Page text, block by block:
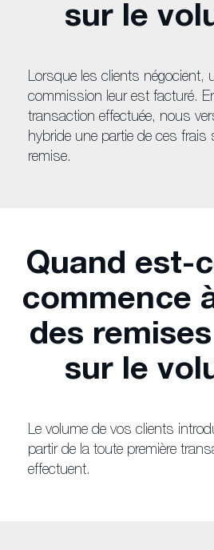
sur le
Lorsque les clients négocient,
commission leur est facturé.
transaction effectuée, nous
hybride une partie de ces frais
remise.
Quand est-
commence
des
sur le
Le volume de vos clients
partir de la toute première
effectuent.